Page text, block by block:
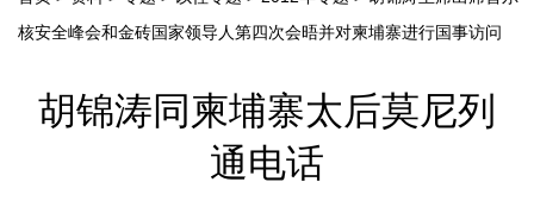
核安全峰会和金砖国家领导人第四次会晤并对柬埔寨进行国事访问
胡锦涛同柬埔寨太后莫尼列
通电话